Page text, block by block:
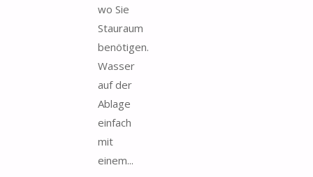
wo Sie
Stauraum
benötigen.
Wasser
auf der
Ablage
einfach
mit
einem...